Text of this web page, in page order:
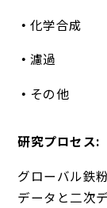
化学合成
濾過
その他
研究プロセス:
グローバル鉄
データと二次